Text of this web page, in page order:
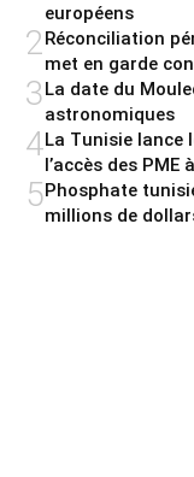
européens
2 Réconciliation
met en garde
3La date du
astronomiques
4La Tunisie lance
l’accès des PME
5Phosphate
millions de